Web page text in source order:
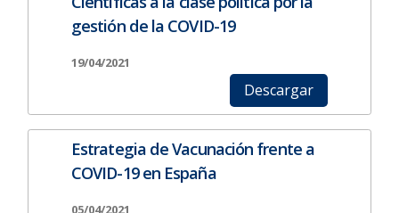
gestión de la COVID-19
19/04/2021
Descargar
Estrategia de Vacunación frente a
COVID-19 en España
05/04/2021